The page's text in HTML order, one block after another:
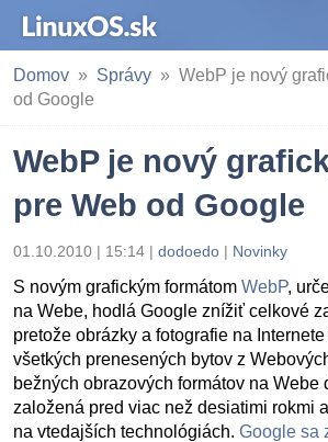
Domov Správy
WebP je nový
od Google
WebP je nový
pre Web od Google
01.10.2010 | 15:14 | dodoedo | Novinky
S novým grafickým formátom WebP,
na Webe, hodlá Google znížiť celkové
pretože obrázky a fotografie na
všetkých prenesených bytov z
bežných obrazových formátov na Webe
založená pred viac než desiatimi rokmi
na vtedajších technológiách. Google sa